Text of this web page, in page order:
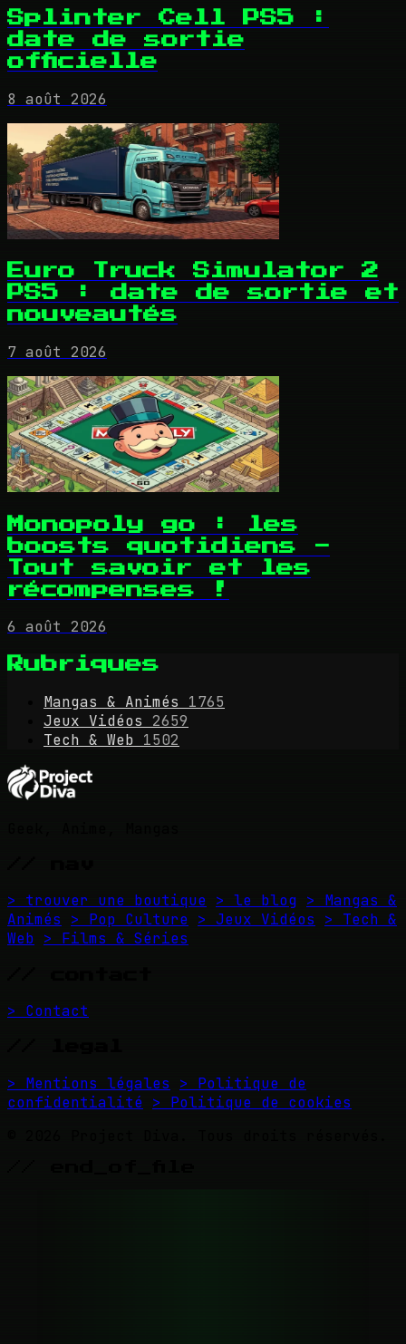
Splinter Cell PS5 :
date de sortie
officielle
8 août 2026
Euro Truck Simulator 2
PS5 : date de sortie et
nouveautés
7 août 2026
Monopoly go : les
boosts quotidiens -
Tout savoir et les
récompenses !
6 août 2026
Rubriques
Mangas & Animés
1765
Jeux Vidéos
2659
Tech & Web 1502
> trouver une boutique > le blog > Mangas &
Animés
> Pop Culture > Jeux Vidéos
> Tech &
Web > Films & Séries
> Contact
> Mentions légales
> Politique de
confidentialité > Politique de cookies